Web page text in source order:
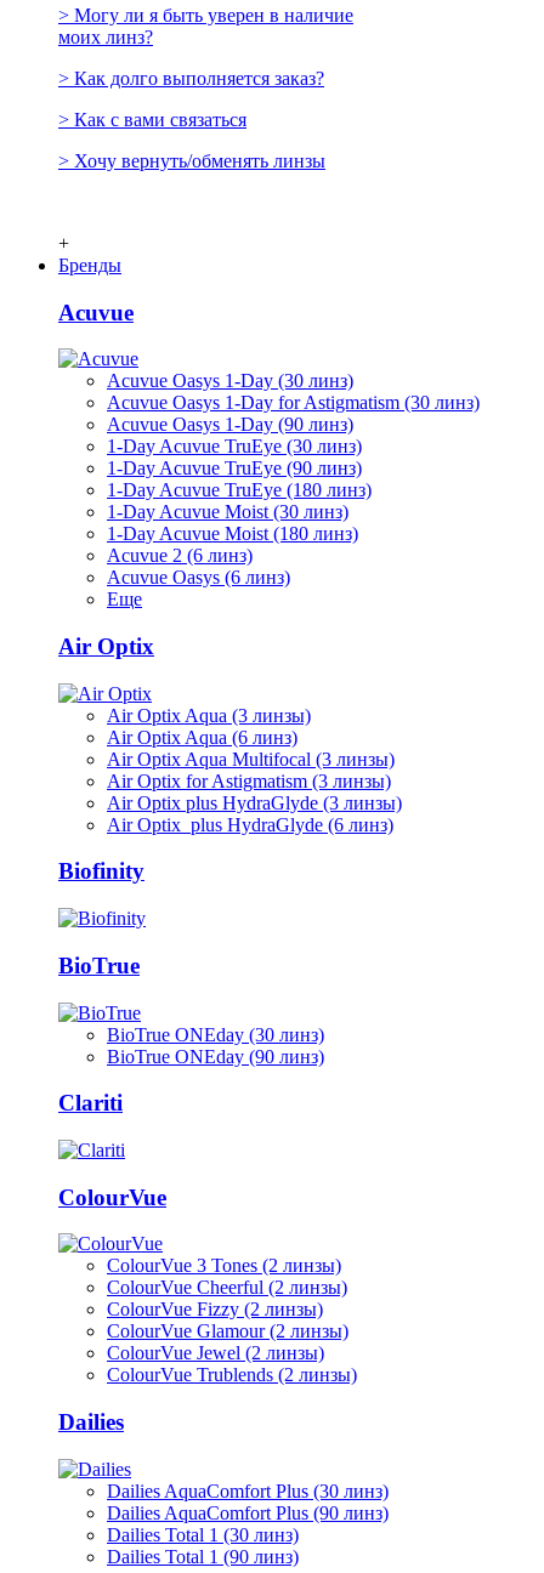
> Могу ли я быть уверен в наличие
моих линз?
> Как долго выполняется заказ?
> Как с вами связаться
> Хочу вернуть/обменять линзы
+
Бренды
Acuvue
Acuvue Oasys 1-Day (30 линз)
Acuvue Oasys 1-Day for Astigmatism (30 линз)
Acuvue Oasys 1-Day (90 линз)
1-Day Acuvue TruEye (30 линз)
1-Day Acuvue TruEye (90 линз)
1-Day Acuvue TruEye (180 линз)
1-Day Acuvue Moist (30 линз)
1-Day Acuvue Moist (180 линз)
Acuvue 2 (6 линз)
Acuvue Oasys (6 линз)
Еще
Air Optix
Air Optix Aqua (3 линзы)
Air Optix Aqua (6 линз)
Air Optix Aqua Multifocal (3 линзы)
Air Optix for Astigmatism (3 линзы)
Air Optix plus HydraGlyde (3 линзы)
Air Optix plus HydraGlyde (6 линз)
Biofinity
BioTrue
BioTrue ONEday (30 линз)
BioTrue ONEday (90 линз)
Clariti
ColourVue
ColourVue 3 Tones (2 линзы)
ColourVue Cheerful (2 линзы)
ColourVue Fizzy (2 линзы)
ColourVue Glamour (2 линзы)
ColourVue Jewel (2 линзы)
ColourVue Trublends (2 линзы)
Dailies
Dailies AquaComfort Plus (30 линз)
Dailies AquaComfort Plus (90 линз)
Dailies Total 1 (30 линз)
Dailies Total 1 (90 линз)